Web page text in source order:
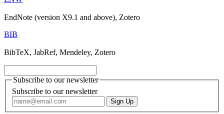
EndNote (version X9.1 and above), Zotero
BIB
BibTeX, JabRef, Mendeley, Zotero
Subscribe to our newsletter
Subscribe to our newsletter